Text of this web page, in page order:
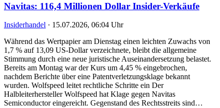
Navitas: 116,4 Millionen Dollar Insider-Verkäufe
Insiderhandel · 15.07.2026, 06:04 Uhr
Während das Wertpapier am Dienstag einen leichten Zuwachs von
1,7 % auf 13,09 US-Dollar verzeichnete, bleibt die allgemeine
Stimmung durch eine neue juristische Auseinandersetzung belastet.
Bereits am Montag war der Kurs um 4,45 % eingebrochen,
nachdem Berichte über eine Patentverletzungsklage bekannt
wurden. Wolfspeed leitet rechtliche Schritte ein Der
Halbleiterhersteller Wolfspeed hat Klage gegen Navitas
Semiconductor eingereicht. Gegenstand des Rechtsstreits sind…